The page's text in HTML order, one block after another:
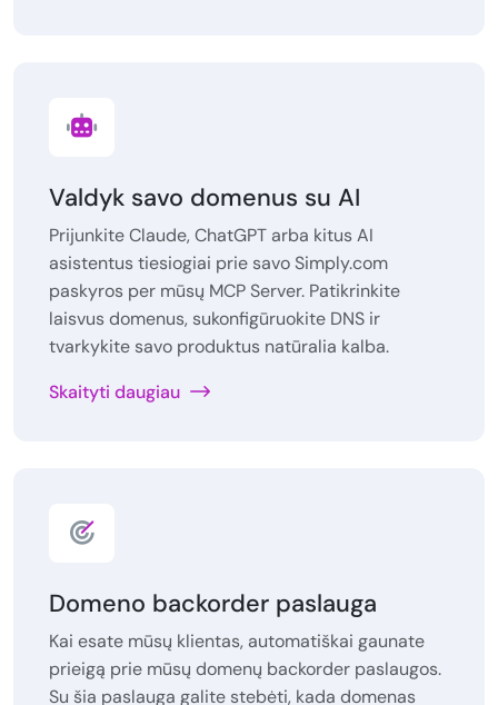
Valdyk savo domenus su AI
Prijunkite Claude, ChatGPT arba kitus AI
asistentus tiesiogiai prie savo Simply.com
paskyros per mūsų MCP Server. Patikrinkite
laisvus domenus, sukonfigūruokite DNS ir
tvarkykite savo produktus natūralia kalba.
Skaityti daugiau
Domeno backorder paslauga
Kai esate mūsų klientas, automatiškai gaunate
prieigą prie mūsų domenų backorder paslaugos.
Su šia paslauga galite stebėti, kada domenas